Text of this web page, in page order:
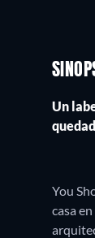
Un
You
casa